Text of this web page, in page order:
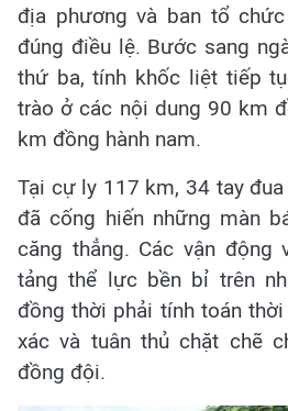
địa phương và ban tổ
đúng điều lệ. Bước sang
thứ ba, tính khốc liệt tiếp
trào ở các nội dung 90 km
km đồng hành nam.
Tại cự ly 117 km, 34 tay
đã cống hiến những màn
căng thẳng. Các vận động
tảng thể lực bền bỉ trên
đồng thời phải tính toán
xác và tuân thủ chặt chẽ
đồng đội.